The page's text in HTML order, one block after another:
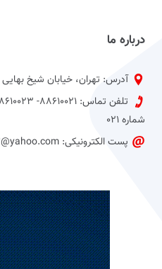
درباره ما
آدرس: تهران، خیابان شیخ
شماره 021
پست الکترونیکی: jahan1383@yahoo.com